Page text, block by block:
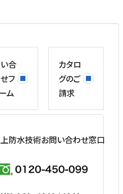
合
フ
ム
カタロ
グのご
請求
防水技術お問い合わせ窓口